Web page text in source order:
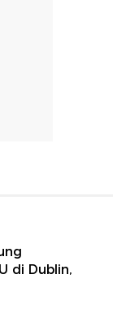
di Dublin,